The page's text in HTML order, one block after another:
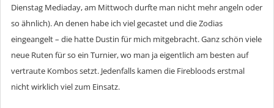
Dienstag Mediaday, am Mittwoch durfte man nicht mehr angeln oder
so ähnlich). An denen habe ich viel gecastet und die Zodias
eingeangelt – die hatte Dustin für mich mitgebracht. Ganz schön viele
neue Ruten für so ein Turnier, wo man ja eigentlich am besten auf
vertraute Kombos setzt. Jedenfalls kamen die Firebloods erstmal
nicht wirklich viel zum Einsatz.